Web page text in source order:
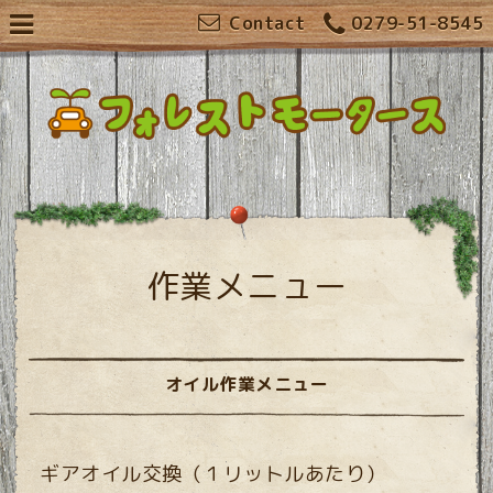
0279-51-8545
Contact
作業メニュー
オイル作業メニュー
ギアオイル交換（１リットルあたり）